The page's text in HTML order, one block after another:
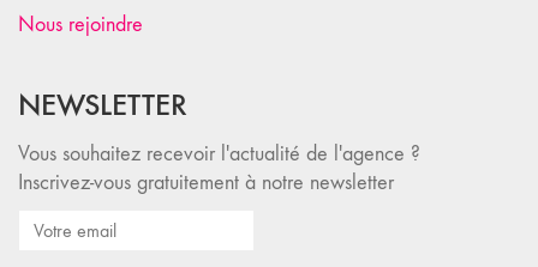
Nous rejoindre
NEWSLETTER
Vous souhaitez recevoir l'actualité de l'agence ?
Inscrivez-vous gratuitement à notre newsletter